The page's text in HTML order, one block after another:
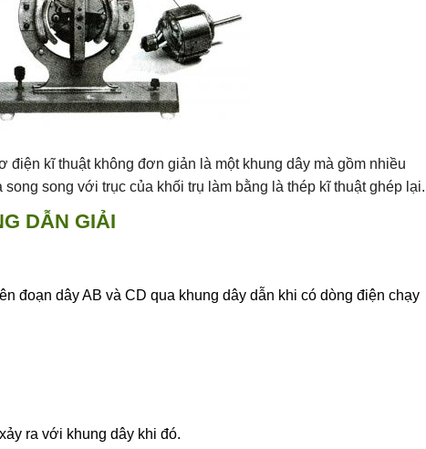
điện kĩ thuật không đơn giản là một khung dây mà gồm nhiều
song với trục của khối trụ làm bằng là thép kĩ thuật ghép lại.
DẪN GIẢI
đoạn dây AB và CD qua khung dây dẫn khi có dòng điện chạy
ra với khung dây khi đó.